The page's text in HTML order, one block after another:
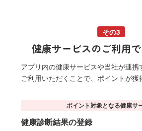
その3
健康サービスのご利用で
アプリ内の健康サービスや当社が連携
ご利用いただくことで、ポイントが獲
ポイント対象となる健康サ
健康診断結果の登録